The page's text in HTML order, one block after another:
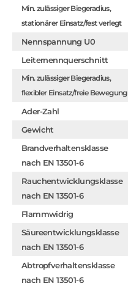
Min. zulässiger Biegeradius,
stationärer Einsatz/fest verlegt
Nennspannung U0
Leiternennquerschnitt
Min. zulässiger Biegeradius,
flexibler Einsatz/freie Bewegung
Ader-Zahl
Gewicht
Brandverhaltensklasse
nach EN 13501-6
Rauchentwicklungsklasse
nach EN 13501-6
Flammwidrig
Säureentwicklungsklasse
nach EN 13501-6
Abtropfverhaltensklasse
nach EN 13501-6